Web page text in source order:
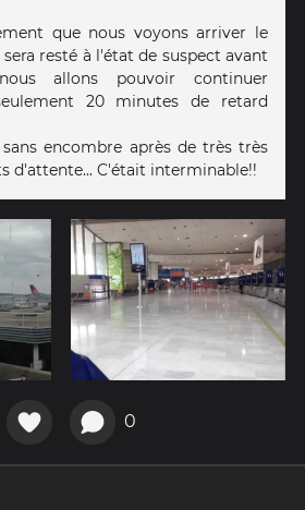
que nous voyons arriver le
resté à l'état de suspect avant
allons pouvoir continuer
20 minutes de retard
encombre après de très très
d'attente... C'était interminable!!
0